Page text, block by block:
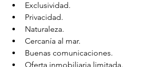
Exclusividad.
Privacidad.
Naturaleza.
Cercanía al mar.
Buenas comunicaciones.
Oferta inmobiliaria limitada.